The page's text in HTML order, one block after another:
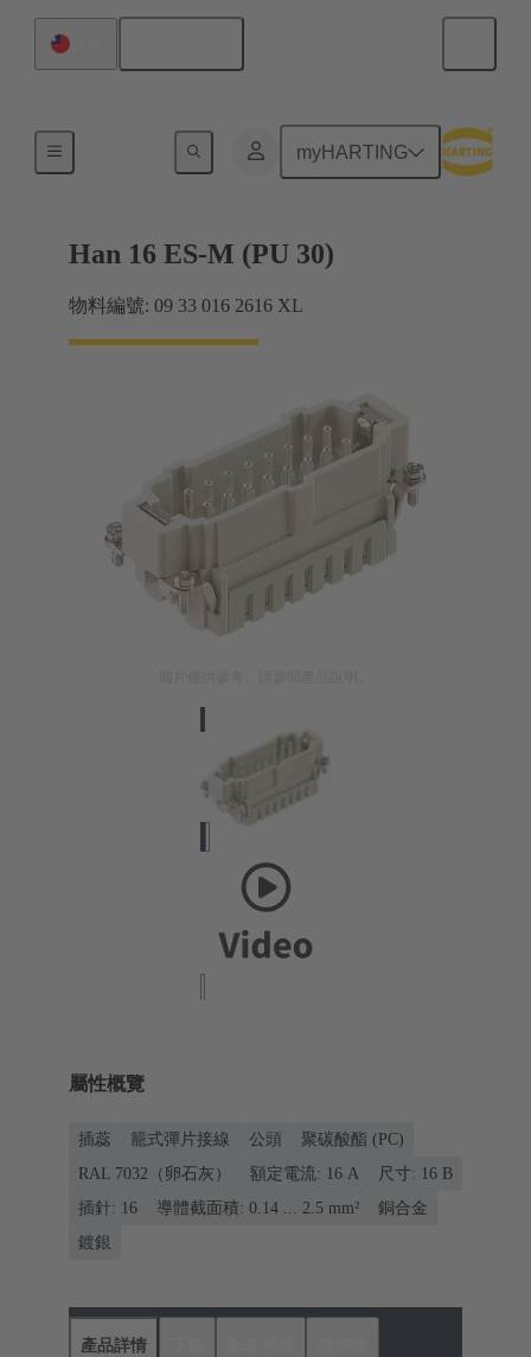
myHARTING
電流高達 16 A
Han 16 ES-M (PU 30)
物料編號: 09 33 016 2616 XL
屬性概覽
插蕊 籠式彈片接線 公頭
聚碳酸酯 (PC)
RAL 7032（卵石灰）
額定電流: ‌16 A
尺寸: 16 B
插針: 16
導體截面積: 0.14 ... 2.5 mm²
銅合金
鍍銀
產品詳情